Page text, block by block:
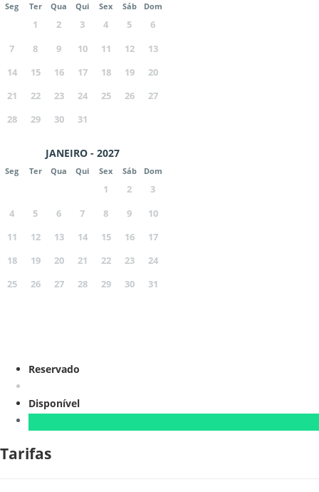
Seg Ter Qua Qui Sex Sáb Dom
1 2 3 4 5
6
7
8 9 10 11 12
13
14
15 16 17 18 19
20
21
22 23 24 25 26
27
28
29 30 31
JANEIRO - 2027
Seg Ter Qua Qui Sex Sáb Dom
1 2
3
4
5 6 7 8 9
10
11
12 13 14 15 16
17
18
19 20 21 22 23
24
25
26 27 28 29 30 31
Reservado
Disponível
Tarifas